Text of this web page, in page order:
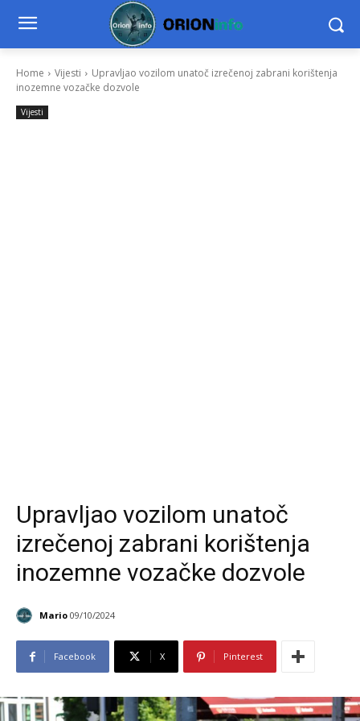
Home Vijesti
Upravljao vozilom unatoč izrečenoj zabrani korištenja
inozemne vozačke dozvole
Vijesti
Upravljao vozilom unatoč
izrečenoj zabrani korištenja
inozemne vozačke dozvole
Mario 09/10/2024
Facebook X Pinterest